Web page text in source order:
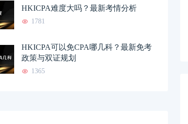
HKICPA难度大吗？最新考情分析
1781
HKICPA可以免CPA哪几科？最新免考
政策与双证规划
1365
2026-07-19 香港注册会计师有什么